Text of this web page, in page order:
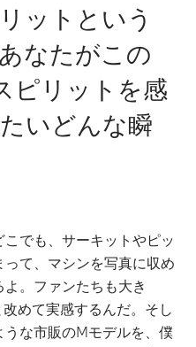
ットという
なたがこの
ピリットを感
いどんな瞬
でも、サーキットやピッ
って、マシンを写真に収め
。ファンたちも大き
めて実感するんだ。そし
な市販のMモデルを、僕